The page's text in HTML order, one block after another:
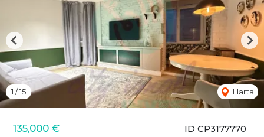
ID CP3177770
135,000 €
1 /15 Harta
Previous